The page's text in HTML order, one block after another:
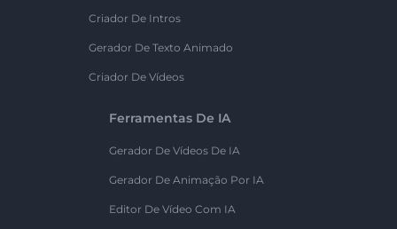
Criador De Intros
Gerador De Texto Animado
Criador De Vídeos
Ferramentas De IA
Gerador De Vídeos De IA
Gerador De Animação Por IA
Editor De Vídeo Com IA